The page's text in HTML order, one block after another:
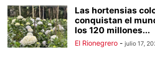
Las hortensias
conquistan el
los 120 millones...
El Rionegrero - julio 17,